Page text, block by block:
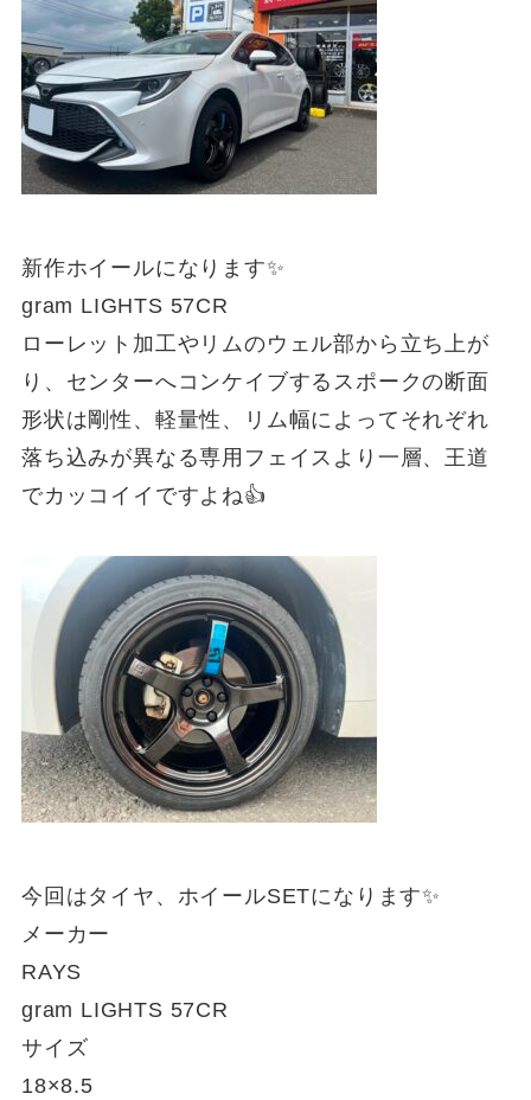
新作ホイールになります✨
gram LIGHTS 57CR
ローレット加工やリムのウェル部から立ち上が
り、センターへコンケイブするスポークの断面
形状は剛性、軽量性、リム幅によってそれぞれ
落ち込みが異なる専用フェイスより一層、王道
でカッコイイですよね👍
今回はタイヤ、ホイールSETになります✨
メーカー
RAYS
gram LIGHTS 57CR
サイズ
18×8.5